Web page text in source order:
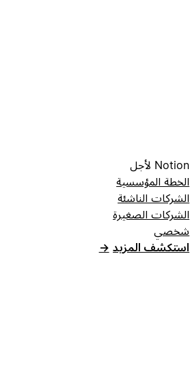
Notion لأجل
الخطة المؤسسية
الشركات الناشئة
الشركات الصغيرة
شخصي
استكشف المزيد →